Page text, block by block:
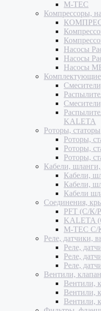
M-TEC
Компрессоры,
Насосы
Насосы
Насосы
KALETA
Роторы, статоры
Роторы,
Роторы,
Роторы,
Кабели,
Кабели,
Кабели,
Кабели
Соединения,
PFT (С/К/
KALETA
M-TEC С/
Реле, датчики,
Реле,
Реле,
Реле,
Вентили,
Вентили,
Вентили,
Вентили,